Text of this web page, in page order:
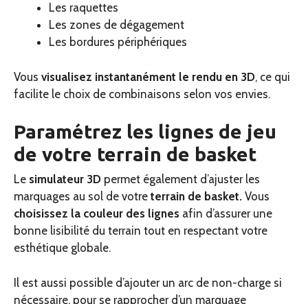
Les raquettes
Les zones de dégagement
Les bordures périphériques
Vous visualisez instantanément le rendu en 3D, ce qui
facilite le choix de combinaisons selon vos envies.
Paramétrez les lignes de jeu
de votre terrain de basket
Le simulateur 3D permet également d’ajuster les
marquages au sol de votreterrain de basket. Vous
choisissez la couleur des lignes afin d’assurer une
bonne lisibilité du terrain tout en respectant votre
esthétique globale.
Il est aussi possible d’ajouter un arc de non-charge si
nécessaire, pour se rapprocher d’un marquage